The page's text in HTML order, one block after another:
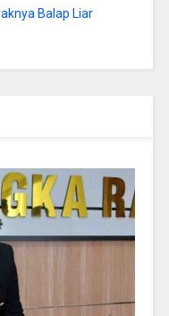
Balap Liar